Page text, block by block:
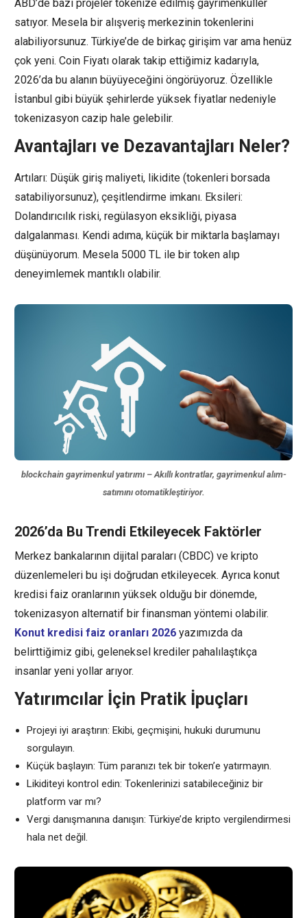
ABD’de bazı projeler tokenize edilmiş gayrimenkuller
satıyor. Mesela bir alışveriş merkezinin tokenlerini
alabiliyorsunuz. Türkiye’de de birkaç girişim var ama henüz
çok yeni. Coin Fiyatı olarak takip ettiğimiz kadarıyla,
2026’da bu alanın büyüyeceğini öngörüyoruz. Özellikle
İstanbul gibi büyük şehirlerde yüksek fiyatlar nedeniyle
tokenizasyon cazip hale gelebilir.
Avantajları ve Dezavantajları Neler?
Artıları: Düşük giriş maliyeti, likidite (tokenleri borsada
satabiliyorsunuz), çeşitlendirme imkanı. Eksileri:
Dolandırıcılık riski, regülasyon eksikliği, piyasa
dalgalanması. Kendi adıma, küçük bir miktarla başlamayı
düşünüyorum. Mesela 5000 TL ile bir token alıp
deneyimlemek mantıklı olabilir.
blockchain gayrimenkul yatırımı – Akıllı kontratlar, gayrimenkul alım-
satımını otomatikleştiriyor.
2026’da Bu Trendi Etkileyecek Faktörler
Merkez bankalarının dijital paraları (CBDC) ve kripto
düzenlemeleri bu işi doğrudan etkileyecek. Ayrıca konut
kredisi faiz oranlarının yüksek olduğu bir dönemde,
tokenizasyon alternatif bir finansman yöntemi olabilir.
Konut kredisi faiz oranları 2026 yazımızda da
belirttiğimiz gibi, geleneksel krediler pahalılaştıkça
insanlar yeni yollar arıyor.
Yatırımcılar İçin Pratik İpuçları
Projeyi iyi araştırın: Ekibi, geçmişini, hukuki durumunu
sorgulayın.
Küçük başlayın: Tüm paranızı tek bir token’e yatırmayın.
Likiditeyi kontrol edin: Tokenlerinizi satabileceğiniz bir
platform var mı?
Vergi danışmanına danışın: Türkiye’de kripto vergilendirmesi
hala net değil.